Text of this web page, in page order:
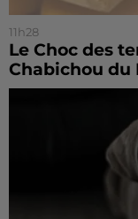
11h28
Le Choc des
Chabichou du